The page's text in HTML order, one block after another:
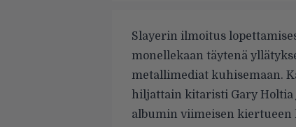
Slayerin ilmoitus
monellekaan täytenä
metallimediat kuhisemaan.
hiljattain kitaristi Gary Holtia
albumin viimeisen kiertueen